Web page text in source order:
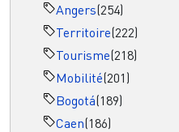
Angers(254)
Territoire(222)
Tourisme(218)
Mobilité(201)
Bogotá(189)
Caen(186)